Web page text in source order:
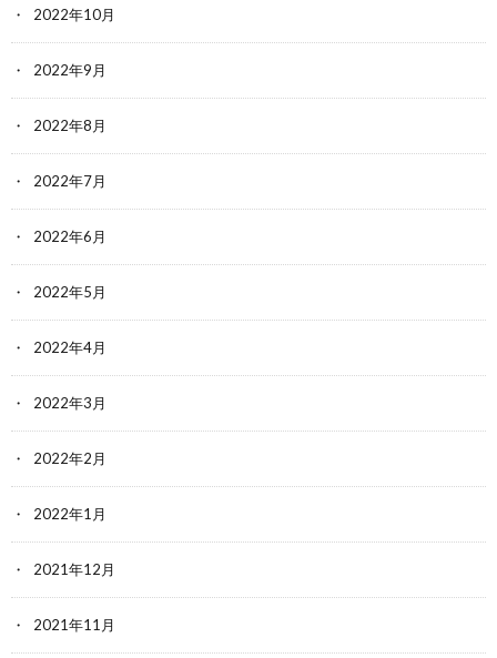
2022年10月
2022年9月
2022年8月
2022年7月
2022年6月
2022年5月
2022年4月
2022年3月
2022年2月
2022年1月
2021年12月
2021年11月